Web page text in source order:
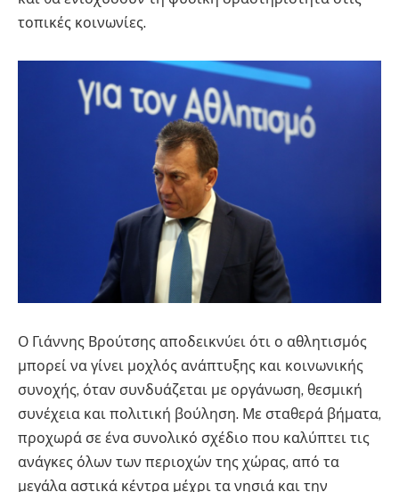
τοπικές κοινωνίες.
Ο Γιάννης Βρούτσης αποδεικνύει ότι ο αθλητισμός
μπορεί να γίνει μοχλός ανάπτυξης και κοινωνικής
συνοχής, όταν συνδυάζεται με οργάνωση, θεσμική
συνέχεια και πολιτική βούληση. Με σταθερά βήματα,
προχωρά σε ένα συνολικό σχέδιο που καλύπτει τις
ανάγκες όλων των περιοχών της χώρας, από τα
μεγάλα αστικά κέντρα μέχρι τα νησιά και την